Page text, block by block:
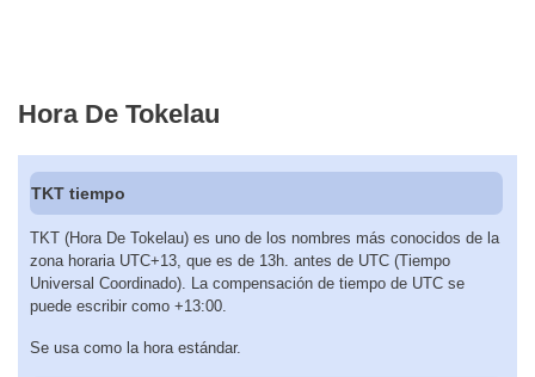
Hora De Tokelau
TKT tiempo
TKT (Hora De Tokelau) es uno de los nombres más conocidos de la
zona horaria UTC+13, que es de 13h. antes de UTC (Tiempo
Universal Coordinado). La compensación de tiempo de UTC se
puede escribir como +13:00.
Se usa como la hora estándar.